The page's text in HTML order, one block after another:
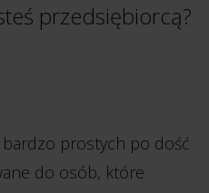
przedsiębiorcą?
bardzo prostych po dość
do osób, które